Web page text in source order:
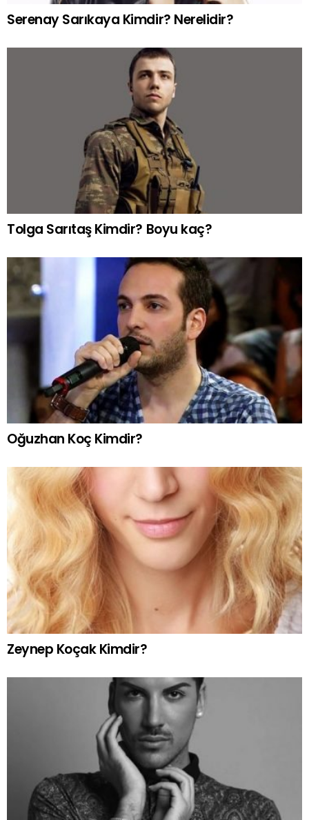
Serenay Sarıkaya Kimdir? Nerelidir?
Tolga Sarıtaş Kimdir? Boyu kaç?
Oğuzhan Koç Kimdir?
Zeynep Koçak Kimdir?